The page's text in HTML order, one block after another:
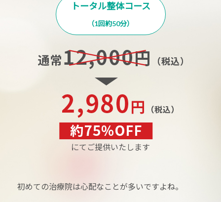
トータル整体コース
（1回約50分）
にてご提供いたします
初めての治療院は心配なことが多いですよね。